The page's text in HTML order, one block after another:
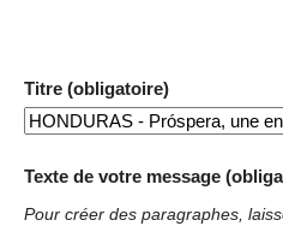
Titre (obligatoire)
Texte de votre message
Pour créer des paragraphes,